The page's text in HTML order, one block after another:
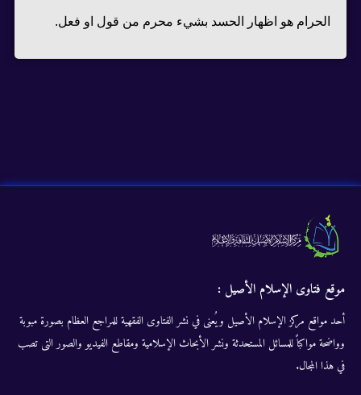
الحرام هو اظهار الحسد بشيء محرم من قول او فعل.
موقع فتاوى الإسلام الأصيل :
أحد مواقع مركز الإسلام الأصيل ويُعنى في نشر الفتاوى الفقهية للمراجع العظام بصورة مبوبة
وواضحة مواكباً للمسائل المستحدثة ونشر الأبحاث الإسلامية ومقاطع الفيديو والصور التى تصب
في هذا المجال.